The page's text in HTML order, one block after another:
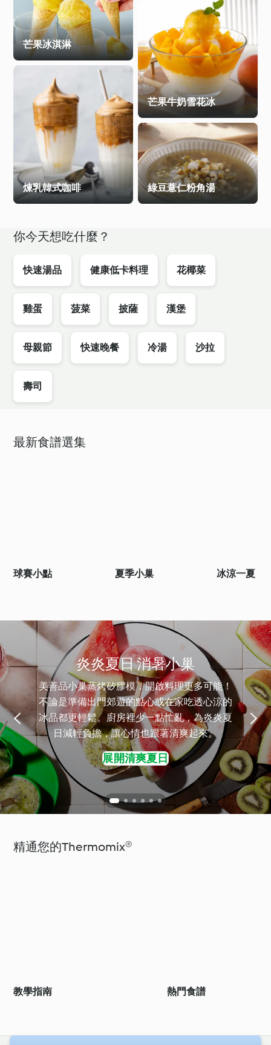
芒果冰淇淋
煉乳韓式咖啡
芒果牛奶雪花冰
綠豆薏仁粉角湯
你今天想吃什麼？
快速湯品 健康低卡料理 花椰菜
雞蛋 菠菜 披薩 漢堡
母親節 快速晚餐 冷湯 沙拉
壽司
最新食譜選集
球賽小點 夏季小巢 冰涼一夏
炎炎夏日 消暑小巢
美善品小巢蒸烤矽膠模，開啟料理更多可能！
不論是準備出門郊遊的點心或在家吃透心涼的
冰品都更輕鬆。廚房裡少一點忙亂，為炎炎夏
日減輕負擔，讓心情也跟著清爽起來。
展開清爽夏日
精通您的Thermomix®
教學指南 熱門食譜